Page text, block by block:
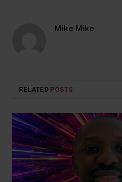
Mike Mike
RELATED POSTS